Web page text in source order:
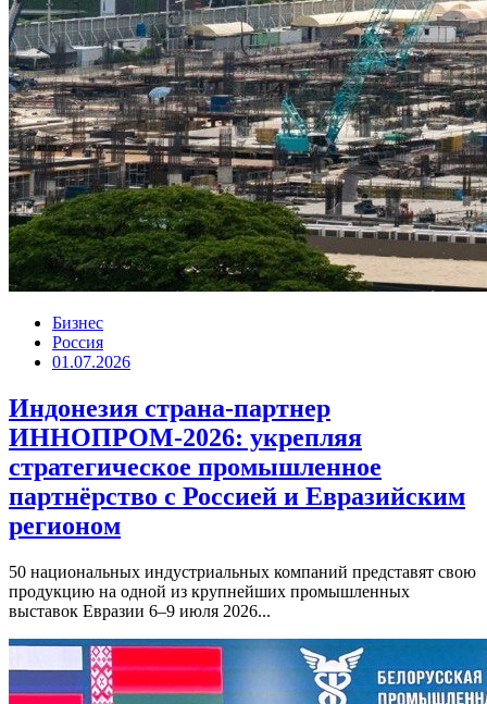
Бизнес
Россия
01.07.2026
Индонезия страна-партнер
ИННОПРОМ-2026: укрепляя
стратегическое промышленное
партнёрство с Россией и Евразийским
регионом
50 национальных индустриальных компаний представят свою
продукцию на одной из крупнейших промышленных
выставок Евразии 6–9 июля 2026...